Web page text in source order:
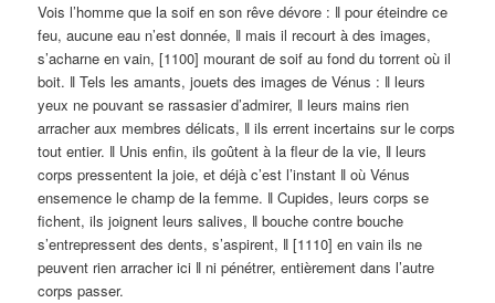
Vois l’homme que la soif en son rêve dévore : ǁ pour éteindre ce
feu, aucune eau n’est donnée, ǁ mais il recourt à des images,
s’acharne en vain, [1100] mourant de soif au fond du torrent où il
boit. ǁ Tels les amants, jouets des images de Vénus : ǁ leurs
yeux ne pouvant se rassasier d’admirer, ǁ leurs mains rien
arracher aux membres délicats, ǁ ils errent incertains sur le corps
tout entier. ǁ Unis enfin, ils goûtent à la fleur de la vie, ǁ leurs
corps pressentent la joie, et déjà c’est l’instant ǁ où Vénus
ensemence le champ de la femme. ǁ Cupides, leurs corps se
fichent, ils joignent leurs salives, ǁ bouche contre bouche
s’entrepressent des dents, s’aspirent, ǁ [1110] en vain ils ne
peuvent rien arracher ici ǁ ni pénétrer, entièrement dans l’autre
corps passer.